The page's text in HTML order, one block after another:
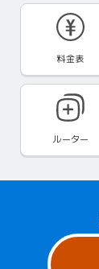
料金表
ルーター